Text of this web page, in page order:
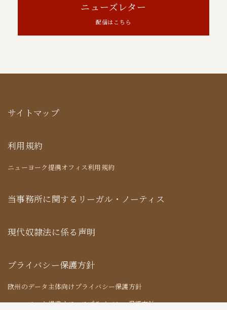
ニューズレター
配信はこちら
サイトマップ
利用規約
ニューヨーク提携オフィス利用規約
当事務所に関するリーガル・ノーティス
現代奴隷法に係る声明
プライバシー保護方針
欧州のデータ主体向けプライバシー保護方針
ニューヨーク提携オフィスプライバシー保護方針